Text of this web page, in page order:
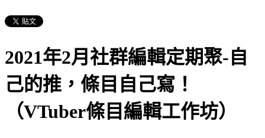
2021年2月社群編輯定期聚-自
己的推，條目自己寫！
（VTuber條目編輯工作坊）